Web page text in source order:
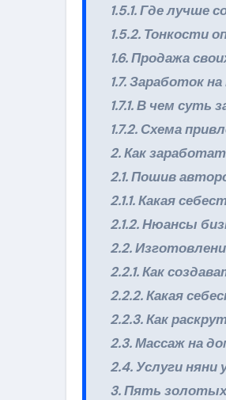
1.5.1. Где лучше
1.5.2. Тонкости
1.6. Продажа
1.7. Заработок
1.7.1. В чем суть
1.7.2. Схема
2. Как
2.1. Пошив
2.1.1. Какая
2.1.2. Нюансы
2.2.
2.2.1. Как
2.2.2. Какая
2.2.3. Как
2.3. Массаж на
2.4. Услуги няни
3. Пять